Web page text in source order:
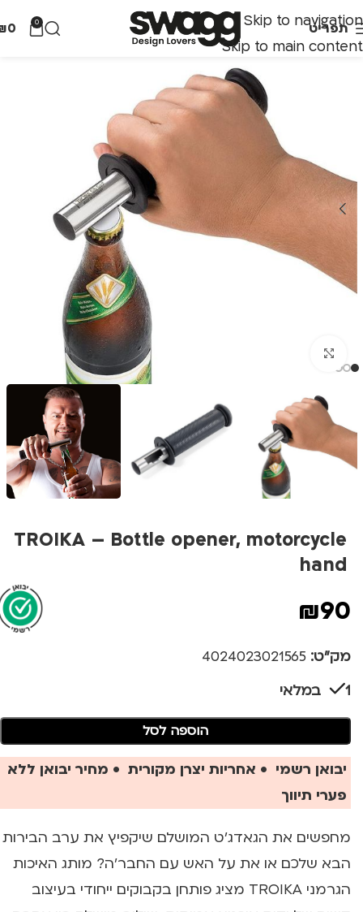
Skip to navigation
Skip to main content
תפריט 0
0
TROIKA – Bottle opener, motorcycle
hand
₪90
מק"ט: 4024023021565
1 במלאי
הוספה לסל
יבואן רשמי • אחריות יצרן מקורית • מחיר יבואן ללא
פערי תיווך
מחפשים את הגאדג'ט המושלם שיקפיץ את ערב הבירות
הבא שלכם או את על האש עם החבר'ה? מותג האיכות
הגרמני TROIKA מציג פותחן בקבוקים ייחודי בעיצוב